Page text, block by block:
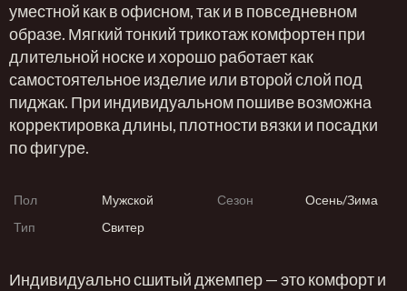
уместной как в офисном, так и в повседневном
образе. Мягкий тонкий трикотаж комфортен при
длительной носке и хорошо работает как
самостоятельное изделие или второй слой под
пиджак. При индивидуальном пошиве возможна
корректировка длины, плотности вязки и посадки
по фигуре.
Пол Мужской Сезон
Осень/Зима
Тип
Свитер
Индивидуально сшитый джемпер — это комфорт и